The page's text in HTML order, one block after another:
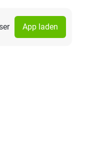
App laden